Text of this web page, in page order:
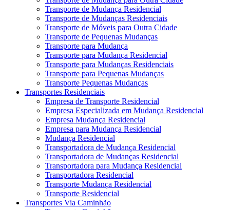
Transporte de Mudança Residencial
Transporte de Mudanças Residenciais
Transporte de Móveis para Outra Cidade
Transporte de Pequenas Mudanças
Transporte para Mudança
Transporte para Mudança Residencial
Transporte para Mudanças Residenciais
Transporte para Pequenas Mudanças
Transporte Pequenas Mudanças
Transportes Residenciais
Empresa de Transporte Residencial
Empresa Especializada em Mudança Residencial
Empresa Mudança Residencial
Empresa para Mudança Residencial
Mudança Residencial
Transportadora de Mudança Residencial
Transportadora de Mudanças Residencial
Transportadora para Mudança Residencial
Transportadora Residencial
Transporte Mudança Residencial
Transporte Residencial
Transportes Via Caminhão